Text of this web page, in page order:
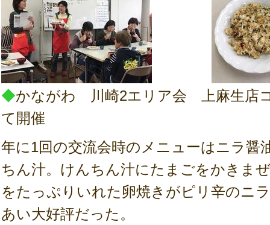
◆かながわ 川崎2エリア会 上麻生店
て開催
年に1回の交流会時のメニューはニラ醤
ちん汁。けんちん汁にたまごをかきま
をたっぷりいれた卵焼きがピリ辛のニ
あい大好評だった。